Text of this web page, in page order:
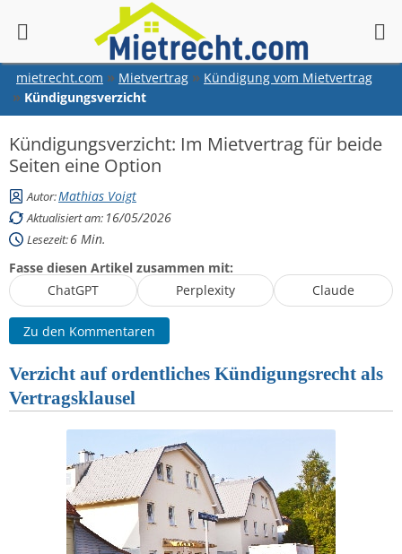
mietrecht.com Mietvertrag
Kündigung vom Mietvertrag
Kündigungsverzicht
Kündigungsverzicht: Im Mietvertrag für beide
Seiten eine Option
Autor:Mathias Voigt
Aktualisiert am: 16/05/2026
Lesezeit:6 Min.
Fasse diesen Artikel zusammen mit:
ChatGPT
Perplexity Claude
Zu den Kommentaren
Verzicht auf ordentliches Kündigungsrecht als
Vertragsklausel